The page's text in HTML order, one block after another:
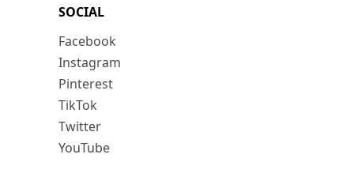
SOCIAL
Facebook
Instagram
Pinterest
TikTok
Twitter
YouTube